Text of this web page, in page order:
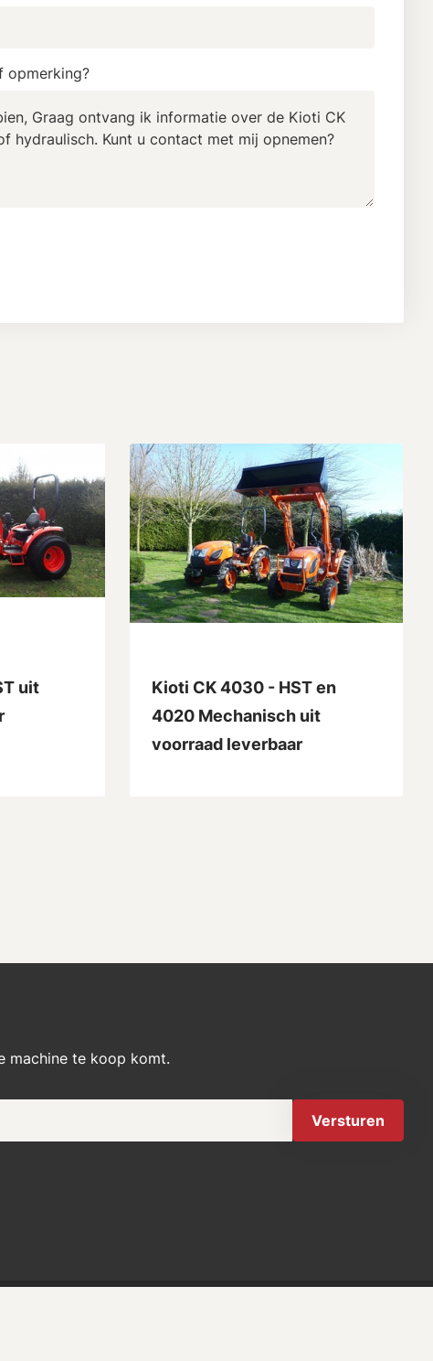
opmerking?
uit
Kioti CK 4030 - HST en
4020 Mechanisch uit
voorraad leverbaar
machine te koop komt.
Versturen